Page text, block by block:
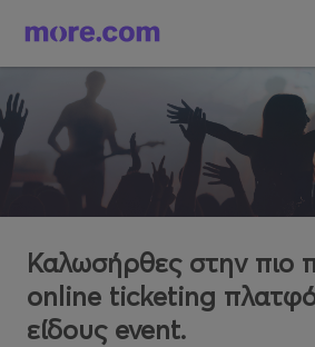
Καλωσήρθες στην πιο
online ticketing
είδους event.